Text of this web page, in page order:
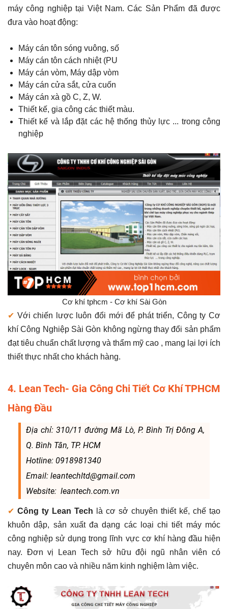
máy công nghiệp tại Việt Nam. Các Sản Phẩm đã được
đưa vào hoạt động:
Máy cán tôn sóng vuông, số
Máy cán tôn cách nhiệt (PU
Máy cán vòm, Máy dập vòm
Máy cán cửa sắt, cửa cuốn
Máy cán xà gồ C, Z, W.
Thiết kế, gia công các thiết màu.
Thiết kế và lắp đặt các hệ thống thủy lực ... trong công
nghiệp
Cơ khí tphcm - Cơ khí Sài Gòn
✔ Với chiến lược luôn đổi mới để phát triển, Công ty Cơ
khí Công Nghiệp Sài Gòn không ngừng thay đổi sản phẩm
đạt tiêu chuẩn chất lượng và thẩm mỹ cao , mang lại lợi ích
thiết thực nhất cho khách hàng.
4. Lean Tech- Gia Công Chi Tiết Cơ Khí TPHCM
Hàng Đầu
Địa chỉ: 310/11 đường Mã Lò, P. Bình Trị Đông A,
Q. Bình Tân, TP. HCM
Hotline: 0918981340
Email: leantechltd@gmail.com
Website: leantech.com.vn
✔ Công ty Lean Tech
là cơ sở chuyên thiết kế, chế tạo
khuôn dập, sản xuất đa dạng các loại chi tiết máy móc
công nghiệp sử dụng trong lĩnh vực cơ khí hàng đầu hiện
nay. Đơn vị Lean Tech sở hữu đội ngũ nhân viên có
chuyên môn cao và nhiều năm kinh nghiệm làm việc.